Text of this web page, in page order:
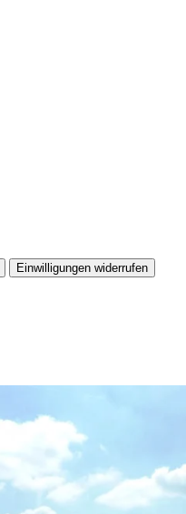
Einwilligungen widerrufen